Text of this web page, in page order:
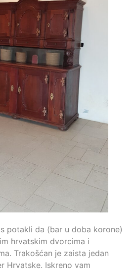
potakli da (bar u doba korone)
hrvatskim dvorcima i
Trakošćan je zaista jedan
Hrvatske. Iskreno vam